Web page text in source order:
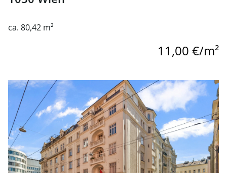
ca. 80,42 m²
11,00 €/m²
Link zur Seite Einzigartige Gewerbefläche direkt neben